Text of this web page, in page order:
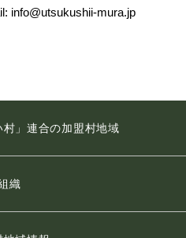
mura.jp
村」連合の加盟村地域
織